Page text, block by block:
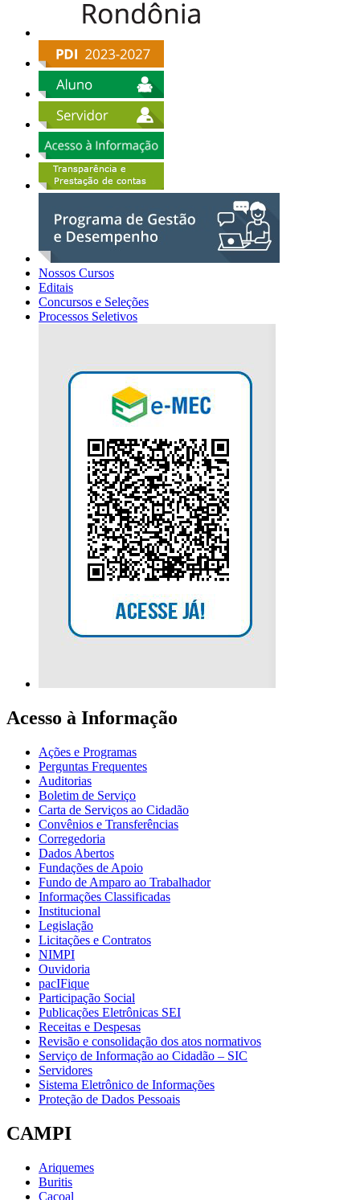
Nossos Cursos
Editais
Concursos e Seleções
Processos Seletivos
Acesso à Informação
Ações e Programas
Perguntas Frequentes
Auditorias
Boletim de Serviço
Carta de Serviços ao Cidadão
Convênios e Transferências
Corregedoria
Dados Abertos
Fundações de Apoio
Fundo de Amparo ao Trabalhador
Informações Classificadas
Institucional
Legislação
Licitações e Contratos
NIMPI
Ouvidoria
pacIFique
Participação Social
Publicações Eletrônicas SEI
Receitas e Despesas
Revisão e consolidação dos atos normativos
Serviço de Informação ao Cidadão – SIC
Servidores
Sistema Eletrônico de Informações
Proteção de Dados Pessoais
CAMPI
Ariquemes
Buritis
Cacoal